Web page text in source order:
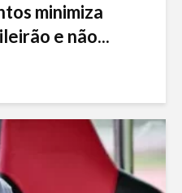
minimiza
e não...